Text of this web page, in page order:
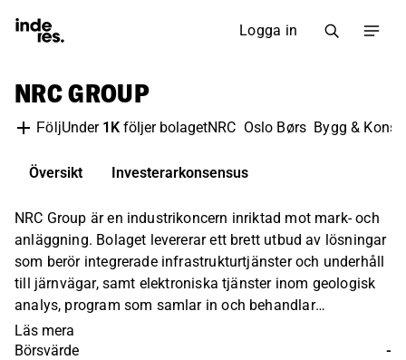
Logga in
NRC GROUP
FöljUnder 1K följer bolagetNRC Oslo Børs Bygg &
Översikt Investerarkonsensus
NRC Group är en industrikoncern inriktad mot mark- och
anläggning. Bolaget levererar ett brett utbud av lösningar
som berör integrerade infrastrukturtjänster och underhåll
till järnvägar, samt elektroniska tjänster inom geologisk
analys, program som samlar in och behandlar
information för olika infrastrukturprojekt. Störst
verksamhet återfinns inom den nordiska marknaden.
Läs mera
Börsvärde
-